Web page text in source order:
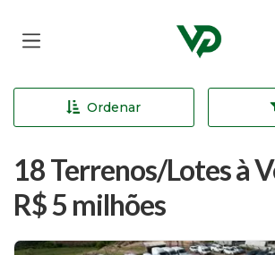
Página inicial
Ordenar
18 Terrenos/Lotes à
R$ 5 milhões